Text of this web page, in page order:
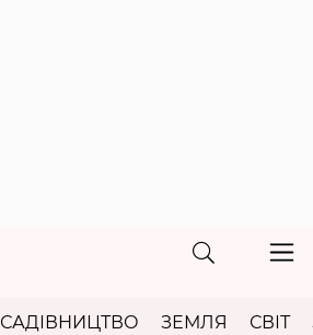
САДІВНИЦТВО ЗЕМЛЯ СВІТ